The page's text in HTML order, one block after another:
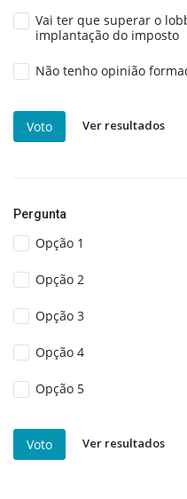
Vai ter que superar o
implantação do imposto
Não tenho opinião
Voto Ver resultados
Pergunta
Opção 1
Opção 2
Opção 3
Opção 4
Opção 5
Voto Ver resultados